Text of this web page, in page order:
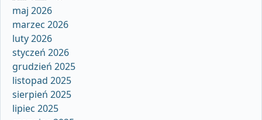
maj 2026
marzec 2026
luty 2026
styczeń 2026
grudzień 2025
listopad 2025
sierpień 2025
lipiec 2025